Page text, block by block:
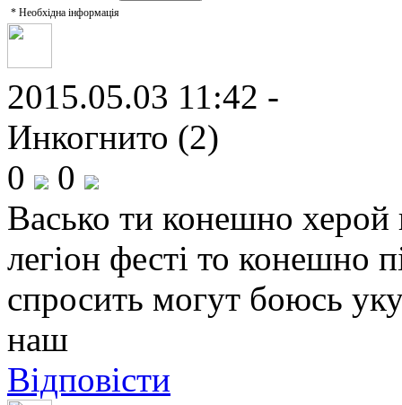
* Необхідна інформація
2015.05.03 11:42 -
Инкогнито (2)
0
0
Васько ти конешно херой
легіон фесті то конешно
спросить могут боюсь
наш
Відповісти